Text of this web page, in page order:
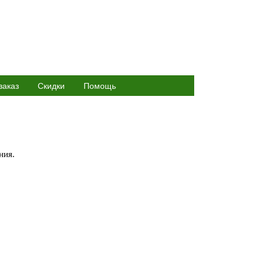
Скидки Помощь